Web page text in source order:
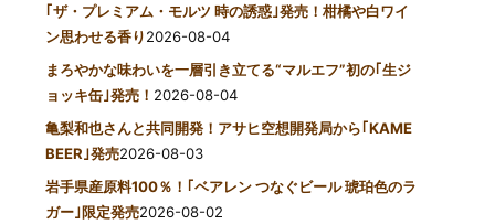
｢ザ・プレミアム・モルツ 時の誘惑｣発売！柑橘や白ワイ
ン思わせる香り2026-08-04
まろやかな味わいを一層引き立てる“マルエフ”初の｢生ジ
ョッキ缶｣発売！ 2026-08-04
亀梨和也さんと共同開発！アサヒ空想開発局から｢KAME
BEER｣発売2026-08-03
岩手県産原料100％！｢ベアレン つなぐビール 琥珀色のラ
ガー｣限定発売2026-08-02